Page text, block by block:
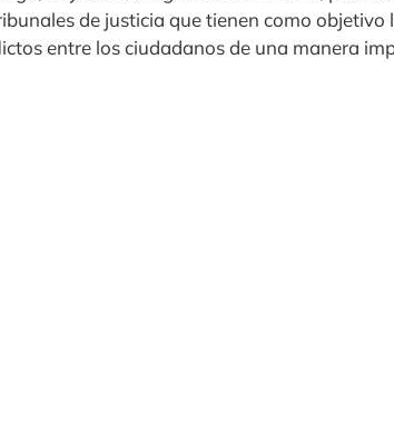
de justicia que tienen como objetivo
entre los ciudadanos de una manera